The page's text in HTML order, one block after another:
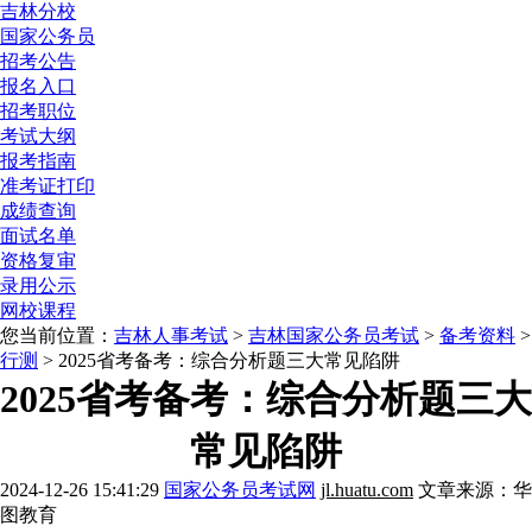
吉林分校
国家公务员
招考公告
报名入口
招考职位
考试大纲
报考指南
准考证打印
成绩查询
面试名单
资格复审
录用公示
网校课程
您当前位置： 吉林人事考试 > 吉林国家公务员考试 > 备考资料 >
行测 > 2025省考备考：综合分析题三大常见陷阱
2025省考备考：综合分析题三大
常见陷阱
2024-12-26 15:41:29 国家公务员考试网 jl.huatu.com 文章来源：华
图教育